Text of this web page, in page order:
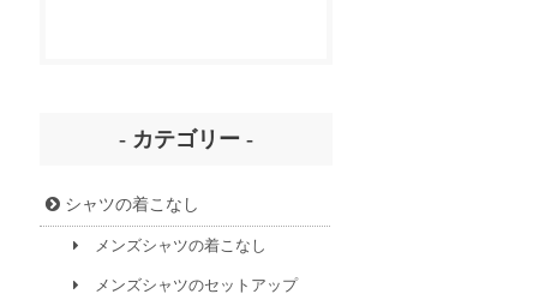
- カテゴリー -
シャツの着こなし
メンズシャツの着こなし
メンズシャツのセットアップ